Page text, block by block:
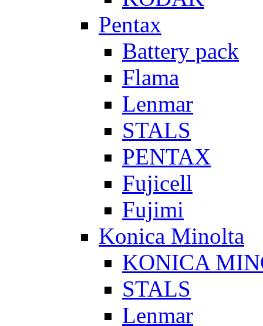
Pentax
Battery pack
Flama
Lenmar
STALS
PENTAX
Fujicell
Fujimi
Konica Minolta
KONICA
STALS
Lenmar